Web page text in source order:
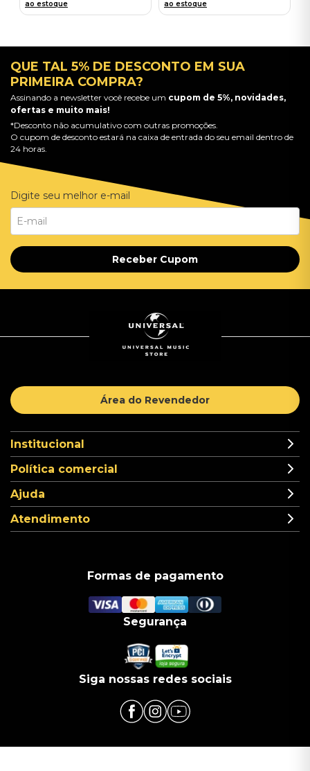
ao estoque
ao estoque
QUE TAL 5% DE DESCONTO EM SUA
PRIMEIRA COMPRA?
Assinando a newsletter você recebe um cupom de 5%, novidades,
ofertas e muito mais!
*Desconto não acumulativo com outras promoções.
O cupom de desconto estará na caixa de entrada do seu email dentro de
24 horas.
Digite seu melhor e-mail
Receber Cupom
Área do Revendedor
Institucional
Política comercial
Ajuda
Atendimento
Formas de pagamento
Segurança
Siga nossas redes sociais